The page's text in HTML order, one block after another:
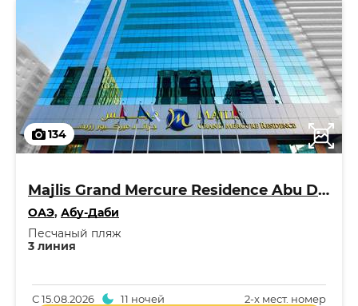
134
Majlis Grand Mercure Residence Abu Dhabi 5*
ОАЭ, Абу-Даби
3 линия
Песчаный пляж
2-x мест. номер
С15.08.2026 11 ночей